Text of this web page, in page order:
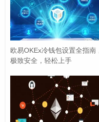
币种的详情页面。
您可以查看该币种
历史交易记录 （
您还可以看到该币
息。
资金流水（交易记录）
这是查看钱包活动
欧易OKEx冷钱包设置全指南
极致安全，轻松上手